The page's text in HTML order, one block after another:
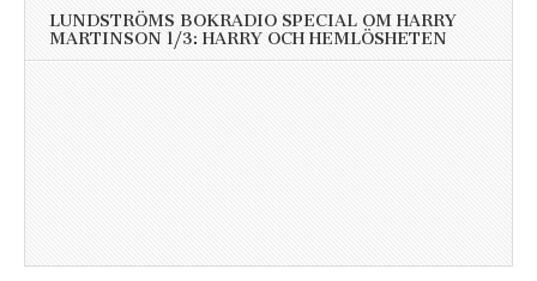
LUNDSTRÖMS BOKRADIO SPECIAL OM HARRY
MARTINSON 1/3: HARRY OCH HEMLÖSHETEN